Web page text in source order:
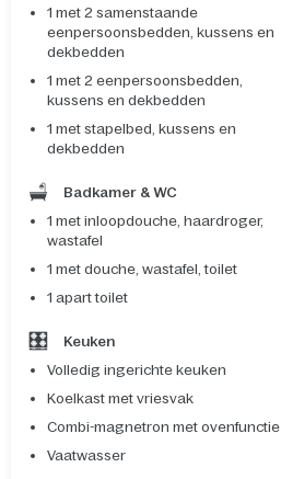
1 met 2 samenstaande
eenpersoonsbedden, kussens en
dekbedden
1 met 2 eenpersoonsbedden,
kussens en dekbedden
1 met stapelbed, kussens en
dekbedden
Badkamer & WC
1 met inloopdouche, haardroger,
wastafel
1 met douche, wastafel, toilet
1 apart toilet
Keuken
Volledig ingerichte keuken
Koelkast met vriesvak
Combi-magnetron met ovenfunctie
Vaatwasser